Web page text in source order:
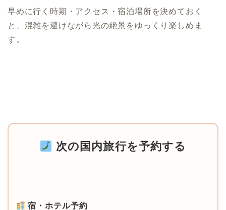
早めに行く時期・アクセス・宿泊場所を決めておく
と、混雑を避けながら光の絶景をゆっくり楽しめま
す。
次の国内旅行を予約する
宿・ホテル予約